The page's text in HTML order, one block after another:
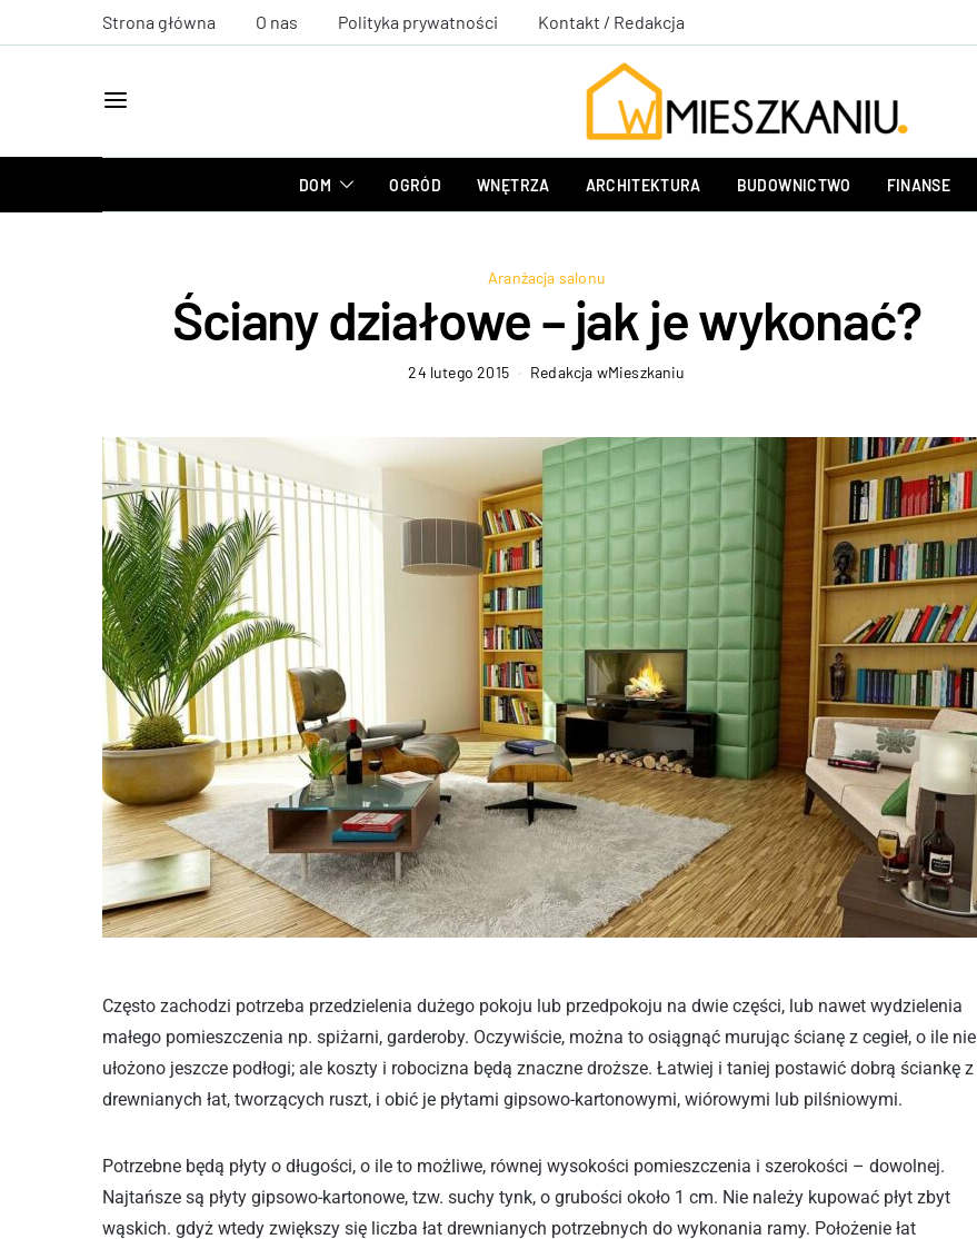
Strona główna O nas Polityka prywatności Kontakt / Redakcja
DOM OGRÓD WNĘTRZA ARCHITEKTURA BUDOWNICTWO FINANSE
Aranżacja salonu
Ściany działowe – jak je wykonać?
24 lutego 2015 Redakcja wMieszkaniu
Często zachodzi potrzeba przedzielenia dużego pokoju lub przedpokoju na dwie części, lub nawet wydzielenia
małego pomieszczenia np. spiżarni, garderoby. Oczywiście, można to osiągnąć murując ścianę z cegieł, o ile nie
ułożono jeszcze podłogi; ale koszty i robocizna będą znaczne droższe. Łatwiej i taniej postawić dobrą ściankę z
drewnianych łat, tworzących ruszt, i obić je płytami gipsowo-kartonowymi, wiórowymi lub pilśniowymi.
Potrzebne będą płyty o długości, o ile to możliwe, równej wysokości pomieszczenia i szerokości – dowolnej.
Najtańsze są płyty gipsowo-kartonowe, tzw. suchy tynk, o grubości około 1 cm. Nie należy kupować płyt zbyt
wąskich. gdyż wtedy zwiększy się liczba łat drewnianych potrzebnych do wykonania ramy. Położenie łat